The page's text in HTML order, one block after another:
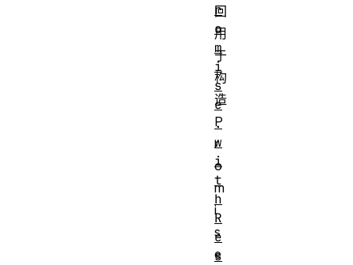
回
用
于
构
造
P
r
o
m
i
s
e
r
o
m
i
s
e
.
w
i
t
h
R
e
s